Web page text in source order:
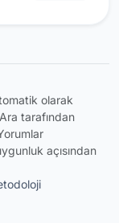
olarak
tarafından
açısından